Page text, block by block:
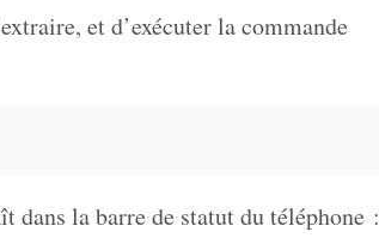
et d’exécuter la commande
dans la barre de statut du téléphone :